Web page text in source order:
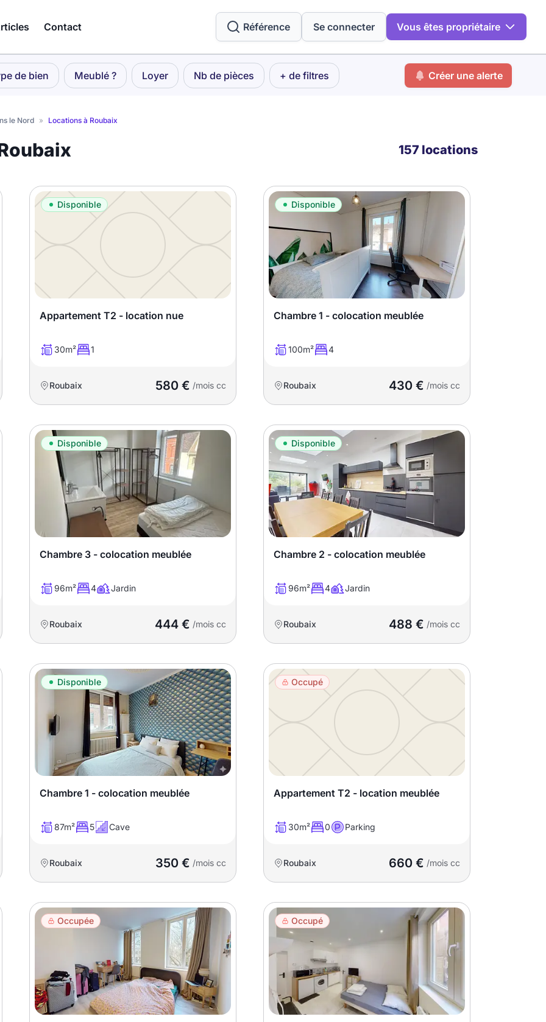
Contact Référence Se connecter Vous êtes propriétaire
de bien Meublé ? Loyer Nb de pièces + de filtres Créer une alerte
le Nord » Locations à Roubaix
157 locations
Disponible
Appartement T2 - location nue
30m² 1
Roubaix 580 € /mois cc
Disponible
Chambre 1 - colocation meublée
100m² 4
Roubaix 430 € /mois cc
Disponible
Chambre 3 - colocation meublée
96m² 4 Jardin
Roubaix 444 € /mois cc
Disponible
Chambre 2 - colocation meublée
96m² 4 Jardin
Roubaix 488 € /mois cc
Disponible
Chambre 1 - colocation meublée
87m² 5 Cave
Roubaix 350 € /mois cc
Occupé
Appartement T2 - location meublée
30m² 0 Parking
Roubaix 660 € /mois cc
Occupée Occupé